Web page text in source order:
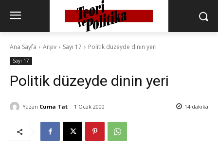
Ana Sayfa Arşiv Sayı 17 Politik düzeyde dinin yeri
Sayı 17
Politik düzeyde dinin yeri
Yazan Cuma Tat 1 Ocak 2000 14 dakika